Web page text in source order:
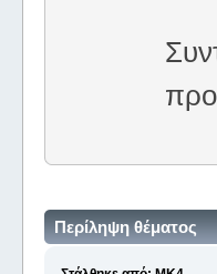
Περίληψη θέματος